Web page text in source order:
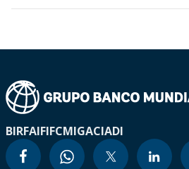
BIRFAIFIFCMIGACIADI